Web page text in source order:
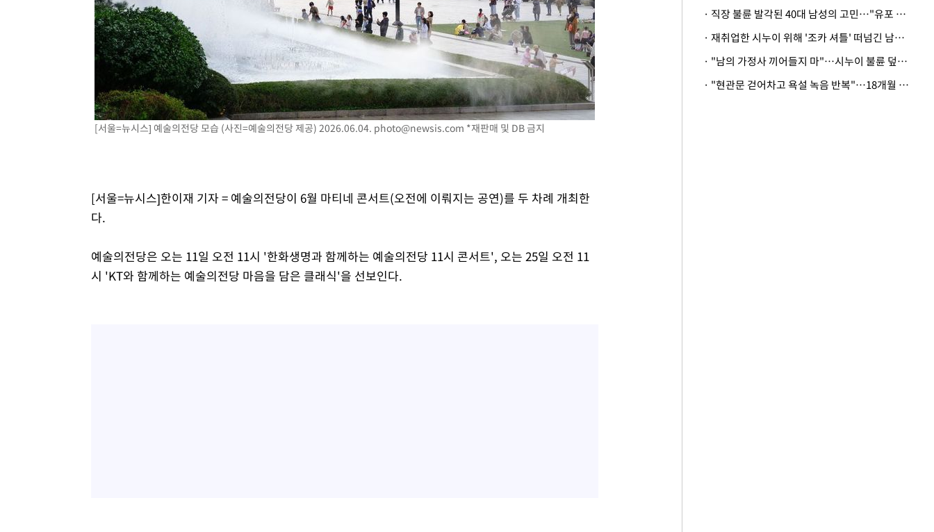
[속보]'채상병 순직 책임' 임성근, 항소심도 징역 3년
[속보]종합특검, '관저이전 봐주기 감사' 유병호 구속기소
민주 콩고 에볼라환자 4천명 돌파, 4053명 발생 1850명 사망
[속보]'300억원대 사기 혐의' 차가원 대표 구속 송치
"미 전국적 살모네라 식중독 원인은 멕시코산 할라피뇨"-- CDC
[속보]경찰·노동부, HL만도 평택사업장 끼임 사망 관련 압수수색
[속보]합수본, '투표율 허위 입력' 중앙·서울·경기도 선관위 등 9곳
[서울=뉴시스] 예술의전당 모습 (사진=예술의전당 제공) 2026.06.04. photo@newsis.com *재판매 및 DB 금지
[서울=뉴시스]한이재 기자 = 예술의전당이 6월 마티네 콘서트(오전에 이뤄지는 공연)를 두 차례 개최한
다.
예술의전당은 오는 11일 오전 11시 '한화생명과 함께하는 예술의전당 11시 콘서트', 오는 25일 오전 11
시 'KT와 함께하는 예술의전당 마음을 담은 클래식'을 선보인다.
· 직장 불륜 발각된 40대 남성의 고민…"유포 동료 명예훼손·협박죄 고소 가능할까"
· 재취업한 시누이 위해 '조카 셔틀' 떠넘긴 남편…아내 "난 못한다"
· "남의 가정사 끼어들지 마"…시누이 불륜 덮으려는 남편에 억울한 아내
· "현관문 걷어차고 욕설 녹음 반복"…18개월 아기 키우는 집 뒤흔든 '앞집의 비극'